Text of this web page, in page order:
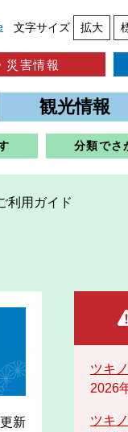
文字サイズ 拡大
災害情報
観光情報
分類でさ
利用ガイド
新
ツキ
2026
ツキ